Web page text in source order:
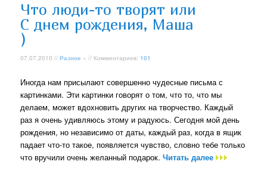
Что люди-то творят или
С днем рождения, Маша
)
07.07.2010 //Разное » // Комментариев:101
Иногда нам присылают совершенно чудесные письма с
картинками. Эти картинки говорят о том, что то, что мы
делаем, может вдохновить других на творчество. Каждый
раз я очень удивляюсь этому и радуюсь. Сегодня мой день
рождения, но независимо от даты, каждый раз, когда в ящик
падает что-то такое, появляется чувство, словно тебе только
что вручили очень желанный подарок.Читать далее